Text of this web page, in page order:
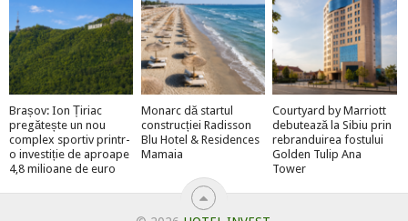
Brașov: Ion Țiriac
pregătește un nou
complex sportiv printr-
o investiție de aproape
4,8 milioane de euro
Monarc dă startul
construcției Radisson
Blu Hotel & Residences
Mamaia
Courtyard by Marriott
debutează la Sibiu prin
rebranduirea fostului
Golden Tulip Ana
Tower